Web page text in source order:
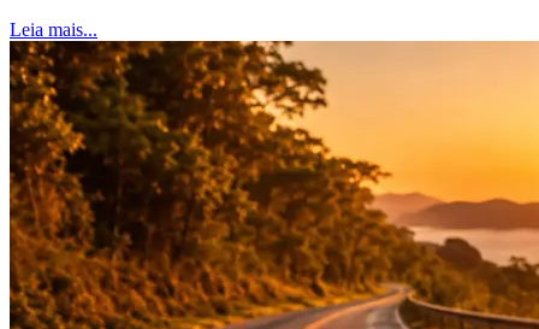
Leia mais...